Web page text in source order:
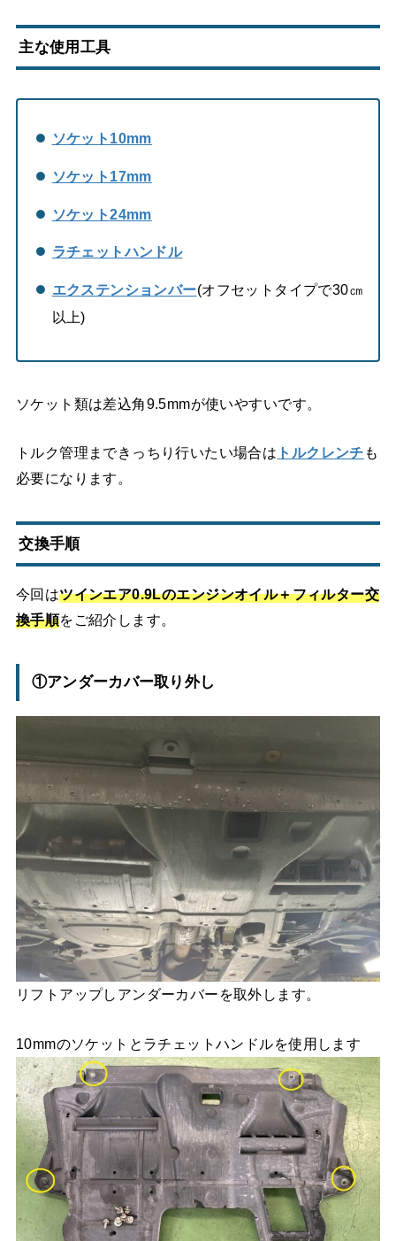
主な使用工具
ソケット10mm
ソケット17mm
ソケット24mm
ラチェットハンドル
エクステンションバー(オフセットタイプで30㎝
以上)
ソケット類は差込角9.5mmが使いやすいです。
トルク管理まできっちり行いたい場合は トルクレンチ も
必要になります。
交換手順
今回はツインエア0.9Lのエンジンオイル＋フィルター交
換手順をご紹介します。
①アンダーカバー取り外し
リフトアップしアンダーカバーを取外します。
10mmのソケットとラチェットハンドルを使用します